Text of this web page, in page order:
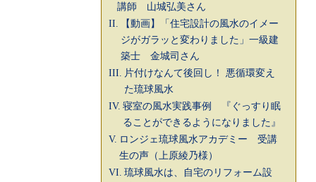
講師 山城弘美さん
【動画】「住宅設計の風水のイメー
ジがガラッと変わりました」一級建
築士 金城司さん
片付けなんて後回し！ 悪循環変え
た琉球風水
寝室の風水実践事例 『ぐっすり眠
ることができるようになりました』
ロンジェ琉球風水アカデミー 受講
生の声（上原綾乃様）
琉球風水は、自宅のリフォーム設